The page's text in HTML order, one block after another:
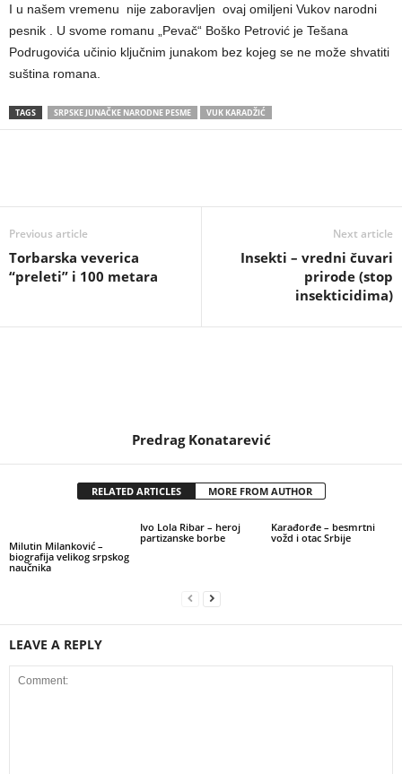
I u našem vremenu nije zaboravlјen ovaj omilјeni Vukov narodni
pesnik . U svome romanu „Pevač“ Boško Petrović je Tešana
Podrugovića učinio klјučnim junakom bez kojeg se ne može shvatiti
suština romana.
TAGS SRPSKE JUNAČKE NARODNE PESME VUK KARADŽIĆ
Previous article
Torbarska veverica
“preleti” i 100 metara
Next article
Insekti – vredni čuvari
prirode (stop
insekticidima)
Predrag Konatarević
RELATED ARTICLES MORE FROM AUTHOR
Milutin Milanković –
biografija velikog srpskog
naučnika
Ivo Lola Ribar – heroj
partizanske borbe
Karađorđe – besmrtni
vožd i otac Srbije
LEAVE A REPLY